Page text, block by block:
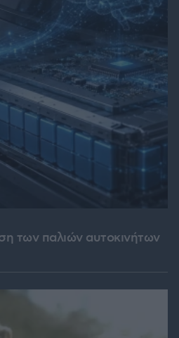
των παλιών αυτοκινήτων